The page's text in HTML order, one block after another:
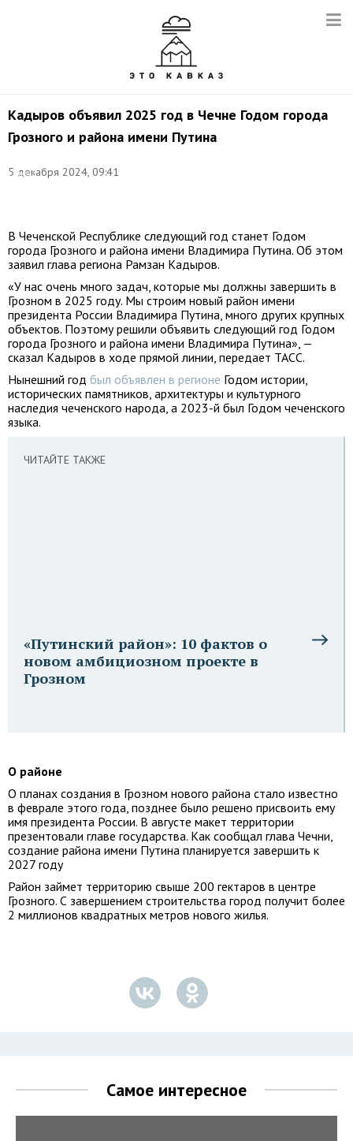
Кадыров объявил 2025 год в Чечне Годом города
Грозного и района имени Путина
5 декабря 2024, 09:41
Сергей
В Чеченской Республике следующий год станет Годом
города Грозного и района имени Владимира Путина. Об этом
заявил глава региона Рамзан Кадыров.
«У нас очень много задач, которые мы должны завершить в
Грозном в 2025 году. Мы строим новый район имени
президента России Владимира Путина, много других крупных
объектов. Поэтому решили объявить следующий год Годом
города Грозного и района имени Владимира Путина», —
сказал Кадыров в ходе прямой линии, передает ТАСС.
Нынешний год был объявлен в регионе Годом истории,
исторических памятников, архитектуры и культурного
наследия чеченского народа, а 2023-й был Годом чеченского
языка.
ЧИТАЙТЕ ТАКЖЕ
«Путинский район»: 10 фактов о
новом амбициозном проекте в
Грозном
О районе
О планах создания в Грозном нового района стало известно
в феврале этого года, позднее было решено присвоить ему
имя президента России. В августе макет территории
презентовали главе государства. Как сообщал глава Чечни,
создание района имени Путина планируется завершить к
2027 году
Район займет территорию свыше 200 гектаров в центре
Грозного. С завершением строительства город получит более
2 миллионов квадратных метров нового жилья.
Самое интересное